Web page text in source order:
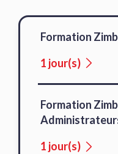
Formation
1 jour(s)
Formation
1 jour(s)